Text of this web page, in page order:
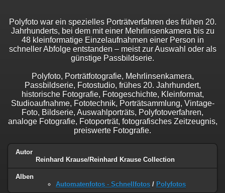
Polyfoto war ein spezielles Porträtverfahren des frühen 20.
Jahrhunderts, bei dem mit einer Mehrlinsenkamera bis zu
48 kleinformatige Einzelaufnahmen einer Person in
schneller Abfolge entstanden – meist zur Auswahl oder als
günstige Passbildserie.
Polyfoto, Porträtfotografie, Mehrlinsenkamera,
Passbildserie, Fotostudio, frühes 20. Jahrhundert,
historische Fotografie, Fotogeschichte, Kleinformat,
Studioaufnahme, Fototechnik, Porträtsammlung, Vintage-
Foto, Bildserie, Auswahlporträts, Polyfotoverfahren,
analoge Fotografie, Fotoporträt, fotografisches Zeitzeugnis,
preiswerte Fotografie.
Autor
Reinhard Krause/Reinhard Krause Collection
Alben
Automatenfotos - Schnellfotos / Polyfotos